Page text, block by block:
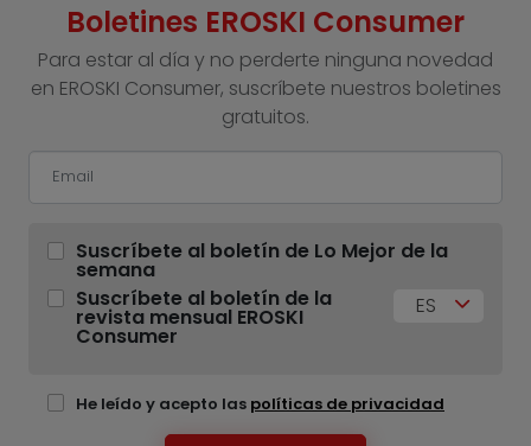
Boletines EROSKI Consumer
Para estar al día y no perderte ninguna novedad
en EROSKI Consumer, suscríbete nuestros boletines
gratuitos.
Suscríbete al boletín de Lo Mejor de la
semana
Suscríbete al boletín de la
revista mensual EROSKI
Consumer
ES
He leído y acepto las políticas de privacidad